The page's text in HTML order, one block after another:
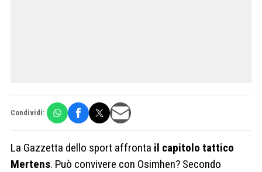
Condividi:
La Gazzetta dello sport affronta il capitolo tattico
Mertens. Può convivere con Osimhen? Secondo